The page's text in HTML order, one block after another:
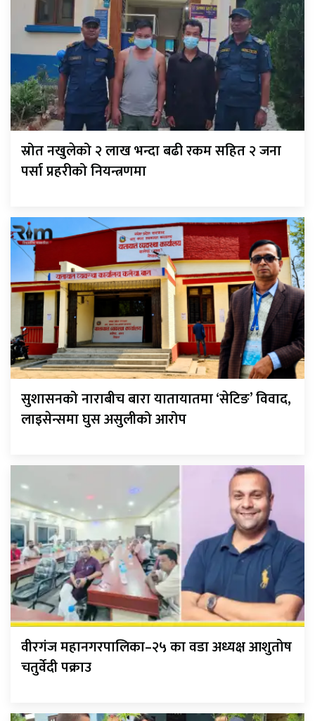
स्रोत नखुलेको २ लाख भन्दा बढी रकम सहित २ जना
पर्सा प्रहरीको नियन्त्रणमा
सुशासनको नाराबीच बारा यातायातमा ‘सेटिङ’ विवाद,
लाइसेन्समा घुस असुलीको आरोप
वीरगंज महानगरपालिका–२५ का वडा अध्यक्ष आशुतोष
चतुर्वेदी पक्राउ